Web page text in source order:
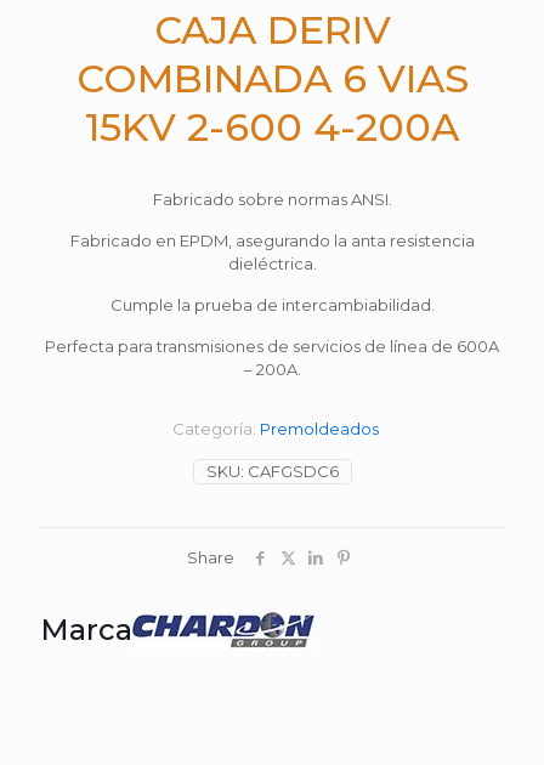
CAJA DERIV
COMBINADA 6 VIAS
15KV 2-600 4-200A
Fabricado sobre normas ANSI.
Fabricado en EPDM, asegurando la anta resistencia
dieléctrica.
Cumple la prueba de intercambiabilidad.
Perfecta para transmisiones de servicios de línea de 600A
– 200A.
SKU: CAFGSDC6
Categoría: Premoldeados
Share
Marca